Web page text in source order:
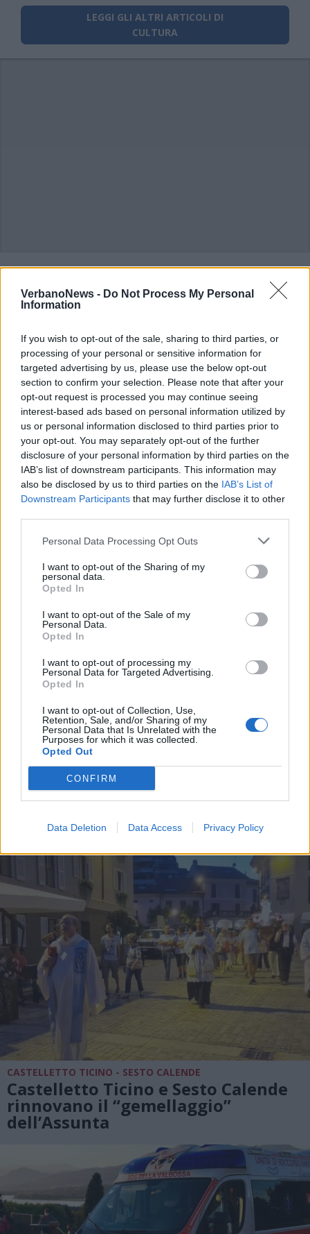
VerbanoNews - Do Not Process My Personal
Information
If you wish to opt-out of the sale, sharing to third parties, or
processing of your personal or sensitive information for
targeted advertising by us, please use the below opt-out
section to confirm your selection. Please note that after your
opt-out request is processed you may continue seeing
interest-based ads based on personal information utilized by
us or personal information disclosed to third parties prior to
your opt-out. You may separately opt-out of the further
disclosure of your personal information by third parties on the
IAB’s list of downstream participants. This information may
also be disclosed by us to third parties on the IAB’s List of
Downstream Participants that may further disclose it to other
Personal Data Processing Opt Outs
I want to opt-out of the Sharing of my
personal data.
Opted In
I want to opt-out of the Sale of my
Personal Data.
Opted In
I want to opt-out of processing my
Personal Data for Targeted Advertising.
Opted In
I want to opt-out of Collection, Use,
Retention, Sale, and/or Sharing of my
Personal Data that Is Unrelated with the
Purposes for which it was collected.
Opted Out
CONFIRM
Data Deletion Data Access Privacy Policy
LEGGI GLI ALTRI ARTICOLI DI
CULTURA
ALTRE NOTIZIE DI SESTO CALENDE
NUOTO
Team Insubrika, storico terzo posto
ai campionati italiani Master di
CASTELLETTO TICINO - SESTO CALENDE
Castelletto Ticino e Sesto Calende
rinnovano il “gemellaggio”
dell’Assunta